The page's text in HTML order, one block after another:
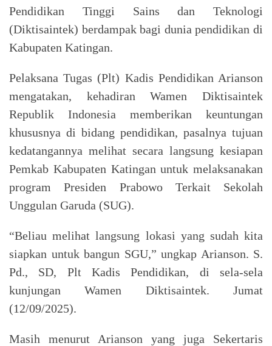
Pendidikan Tinggi Sains dan Teknologi
(Diktisaintek) berdampak bagi dunia pendidikan di
Kabupaten Katingan.
Pelaksana Tugas (Plt) Kadis Pendidikan Arianson
mengatakan, kehadiran Wamen Diktisaintek
Republik Indonesia memberikan keuntungan
khususnya di bidang pendidikan, pasalnya tujuan
kedatangannya melihat secara langsung kesiapan
Pemkab Kabupaten Katingan untuk melaksanakan
program Presiden Prabowo Terkait Sekolah
Unggulan Garuda (SUG).
“Beliau melihat langsung lokasi yang sudah kita
siapkan untuk bangun SGU,” ungkap Arianson. S.
Pd., SD, Plt Kadis Pendidikan, di sela-sela
kunjungan Wamen Diktisaintek. Jumat
(12/09/2025).
Masih menurut Arianson yang juga Sekertaris